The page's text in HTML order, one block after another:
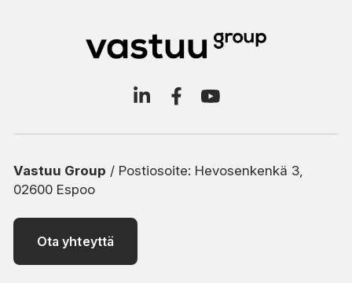
Vastuu Group / Postiosoite: Hevosenkenkä 3,
02600 Espoo
Ota yhteyttä